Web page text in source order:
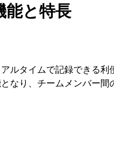
能と特長
ルタイムで記録できる利
なり、チームメンバー間